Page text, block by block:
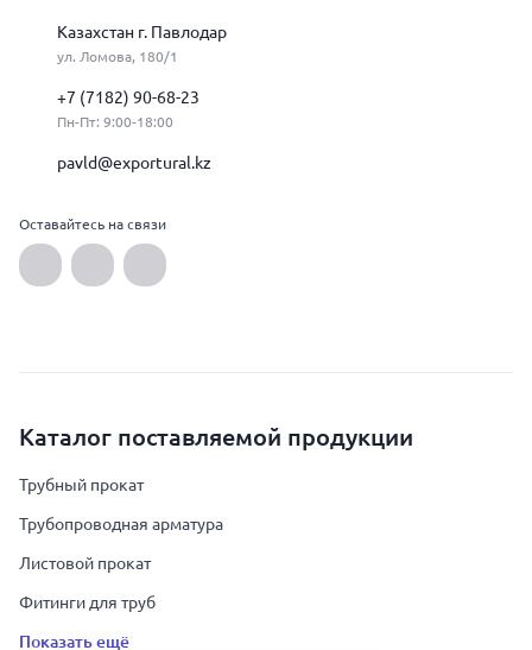
Казахстан г. Павлодар
ул. Ломова, 180/1
+7 (7182) 90-68-23
Пн-Пт: 9:00-18:00
pavld@exportural.kz
Оставайтесь на связи
Каталог поставляемой продукции
Трубный прокат
Трубопроводная арматура
Листовой прокат
Фитинги для труб
Показать ещё